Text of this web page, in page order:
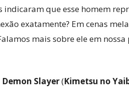
que esse homem
exatamente? Em cenas
mais sobre ele em
Demon Slayer(Kimetsu no